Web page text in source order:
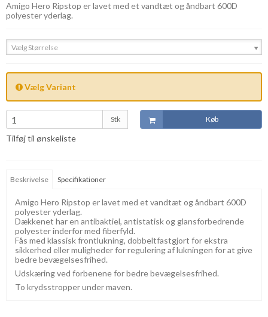
Amigo Hero Ripstop er lavet med et vandtæt og åndbart 600D
polyester yderlag.
Vælg Størrelse
Vælg Variant
Stk Køb
Tilføj til ønskeliste
Beskrivelse Specifikationer
Amigo Hero Ripstop er lavet med et vandtæt og åndbart 600D
polyester yderlag.
Dækkenet har en antibaktiel, antistatisk og glansforbedrende
polyester inderfor med fiberfyld.
Fås med klassisk frontlukning, dobbeltfastgjort for ekstra
sikkerhed eller muligheder for regulering af lukningen for at give
bedre bevægelsesfrihed.
Udskæring ved forbenene for bedre bevægelsesfrihed.
To krydsstropper under maven.